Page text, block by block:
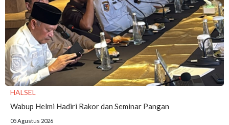
HALSEL
Wabup Helmi Hadiri Rakor dan Seminar Pangan
05 Agustus 2026